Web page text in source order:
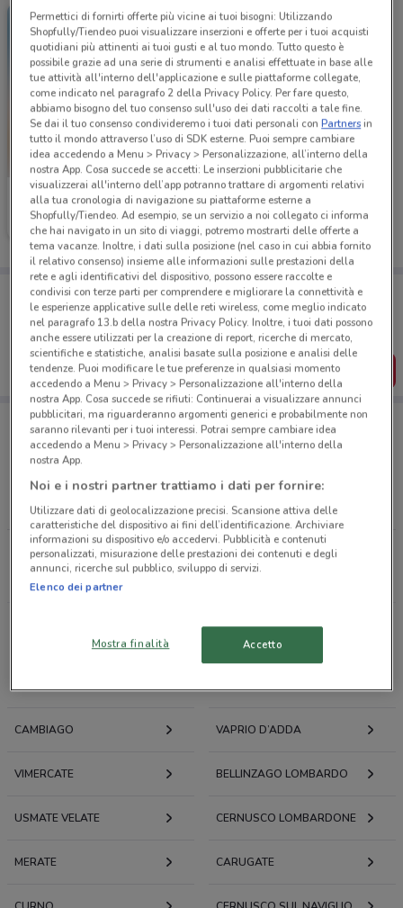
Ferrarelle
Scade il 16/08 2 km
Porta DoveConviene sempre con te!
Puoi trovare le migliori offerte dei negozi vicino a te,
salvarle e creare la tua lista del risparmio, comodamente
dal tuo cellulare.
SCARICA L’APP
Negozi di Novità a Busnago
LOACKER CAFFÈ BORBONE
Tutti i negozi
Volantini e offerte intorno a Busnago
CAMBIAGO VAPRIO D’ADDA
VIMERCATE BELLINZAGO LOMBARDO
USMATE VELATE CERNUSCO LOMBARDONE
MERATE CARUGATE
Permettici di fornirti offerte più vicine ai tuoi bisogni: Utilizzando
Shopfully/Tiendeo puoi visualizzare inserzioni e offerte per i tuoi acquisti
quotidiani più attinenti ai tuoi gusti e al tuo mondo. Tutto questo è
possibile grazie ad una serie di strumenti e analisi effettuate in base alle
tue attività all'interno dell'applicazione e sulle piattaforme collegate,
come indicato nel paragrafo 2 della Privacy Policy. Per fare questo,
abbiamo bisogno del tuo consenso sull'uso dei dati raccolti a tale fine.
Se dai il tuo consenso condivideremo i tuoi dati personali conPartnersin
tutto il mondo attraverso l’uso di SDK esterne. Puoi sempre cambiare
idea accedendo a Menu > Privacy > Personalizzazione, all’interno della
nostra App. Cosa succede se accetti: Le inserzioni pubblicitarie che
visualizzerai all'interno dell’app potranno trattare di argomenti relativi
alla tua cronologia di navigazione su piattaforme esterne a
Shopfully/Tiendeo. Ad esempio, se un servizio a noi collegato ci informa
che hai navigato in un sito di viaggi, potremo mostrarti delle offerte a
tema vacanze. Inoltre, i dati sulla posizione (nel caso in cui abbia fornito
il relativo consenso) insieme alle informazioni sulle prestazioni della
rete e agli identificativi del dispositivo, possono essere raccolte e
condivisi con terze parti per comprendere e migliorare la connettività e
le esperienze applicative sulle delle reti wireless, come meglio indicato
nel paragrafo 13.b della nostra Privacy Policy. Inoltre, i tuoi dati possono
anche essere utilizzati per la creazione di report, ricerche di mercato,
scientifiche e statistiche, analisi basate sulla posizione e analisi delle
tendenze. Puoi modificare le tue preferenze in qualsiasi momento
accedendo a Menu > Privacy > Personalizzazione all'interno della
nostra App. Cosa succede se rifiuti: Continuerai a visualizzare annunci
pubblicitari, ma riguarderanno argomenti generici e probabilmente non
saranno rilevanti per i tuoi interessi. Potrai sempre cambiare idea
accedendo a Menu > Privacy > Personalizzazione all'interno della
nostra App.
Noi e i nostri partner trattiamo i dati per fornire:
Utilizzare dati di geolocalizzazione precisi. Scansione attiva delle
caratteristiche del dispositivo ai fini dell’identificazione. Archiviare
informazioni su dispositivo e/o accedervi. Pubblicità e contenuti
personalizzati, misurazione delle prestazioni dei contenuti e degli
annunci, ricerche sul pubblico, sviluppo di servizi.
Elenco dei partner
Mostra finalità Accetto